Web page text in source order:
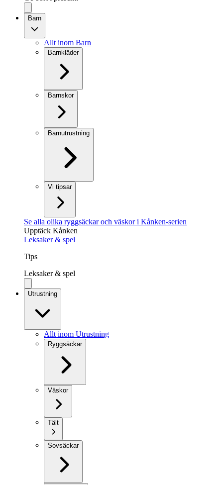
Barn
Allt inom Barn
Barnkläder
Barnskor
Barnutrustning
Vi tipsar
Se alla olika ryggsäckar och väskor i Kånken-serien
Upptäck Kånken
Leksaker & spel
Tips
Leksaker & spel
Utrustning
Allt inom Utrustning
Ryggsäckar
Väskor
Tält
Sovsäckar